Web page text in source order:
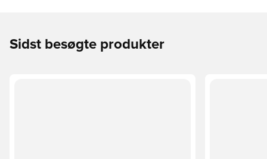
Sidst besøgte produkter